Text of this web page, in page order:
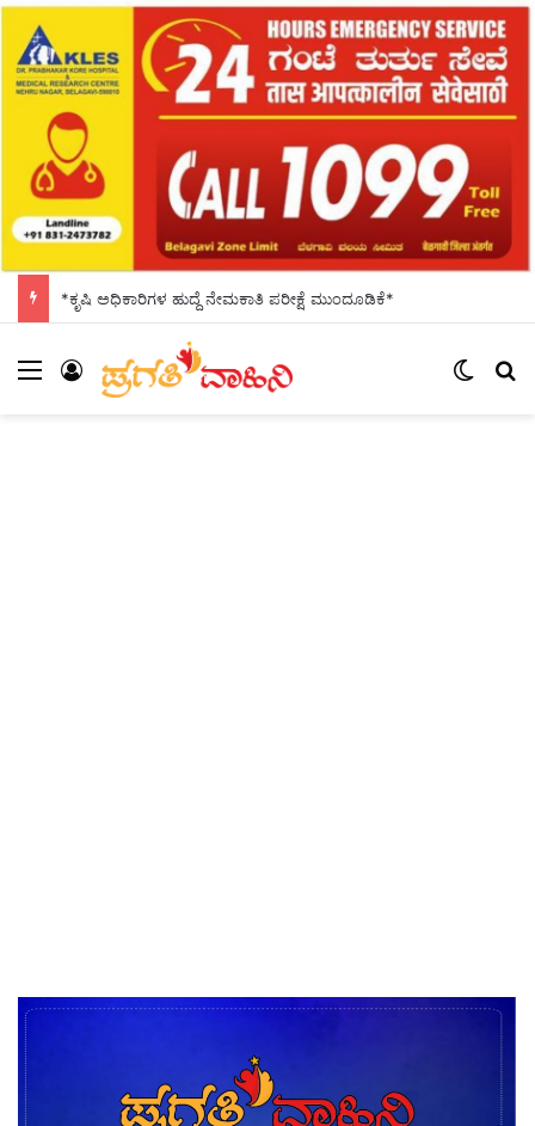
*ಕೃಷಿ ಅಧಿಕಾರಿಗಳ ಹುದ್ದೆ ನೇಮಕಾತಿ ಪರೀಕ್ಷೆ ಮುಂದೂಡಿಕೆ*
Menu Log In